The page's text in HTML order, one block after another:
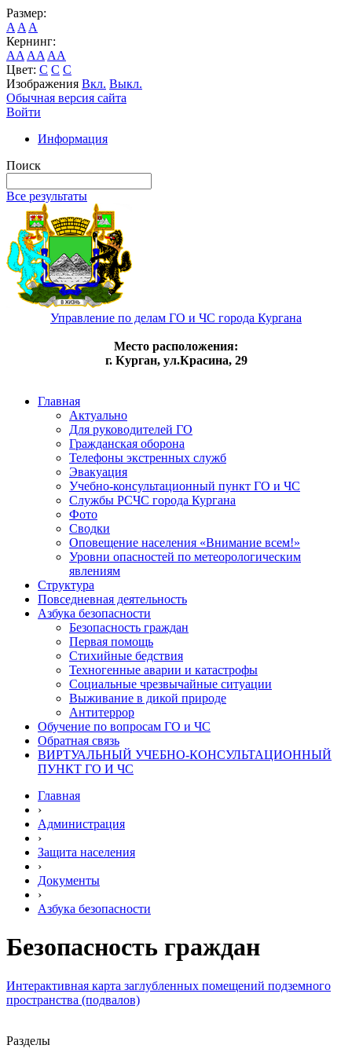
Размер:
A A A
Кернинг:
AA AA AA
Цвет: C C C
Изображения Вкл. Выкл.
Обычная версия сайта
Войти
Информация
Поиск
Все результаты
Управление по делам ГО и ЧС города Кургана
Место расположения:
г. Курган, ул.Красина, 29
Главная
Актуально
Для руководителей ГО
Гражданская оборона
Телефоны экстренных служб
Эвакуация
Учебно-консультационный пункт ГО и ЧС
Службы РСЧС города Кургана
Фото
Сводки
Оповещение населения «Внимание всем!»
Уровни опасностей по метеорологическим
явлениям
Структура
Повседневная деятельность
Азбука безопасности
Безопасность граждан
Первая помощь
Стихийные бедствия
Техногенные аварии и катастрофы
Социальные чрезвычайные ситуации
Выживание в дикой природе
Антитеррор
Обучение по вопросам ГО и ЧС
Обратная связь
ВИРТУАЛЬНЫЙ УЧЕБНО-КОНСУЛЬТАЦИОННЫЙ
ПУНКТ ГО И ЧС
Главная
›
Администрация
›
Защита населения
›
Документы
›
Азбука безопасности
Безопасность граждан
Интерактивная карта заглубленных помещений подземного
пространства (подвалов)
Разделы